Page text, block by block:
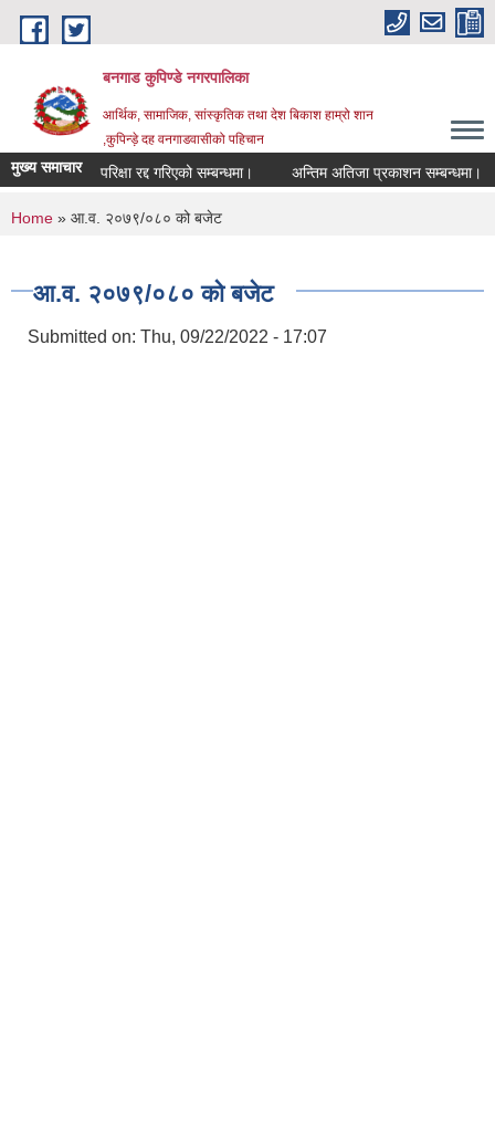
Skip to main content
बनगाड कुपिण्डे नगरपालिका
आर्थिक, सामाजिक, सांस्कृतिक तथा देश बिकाश हाम्रो शान
,कुपिन्ड़े दह वनगाडवासीको पहिचान
मुख्य समाचारपरिक्षा रद्द गरिएको सम्बन्धमा। अन्तिम अतिजा प्रकाशन सम्बन्धमा।
You are here
Home » आ.व. २०७९/०८० को बजेट
आ.व. २०७९/०८० को बजेट
Submitted on: Thu, 09/22/2022 - 17:07